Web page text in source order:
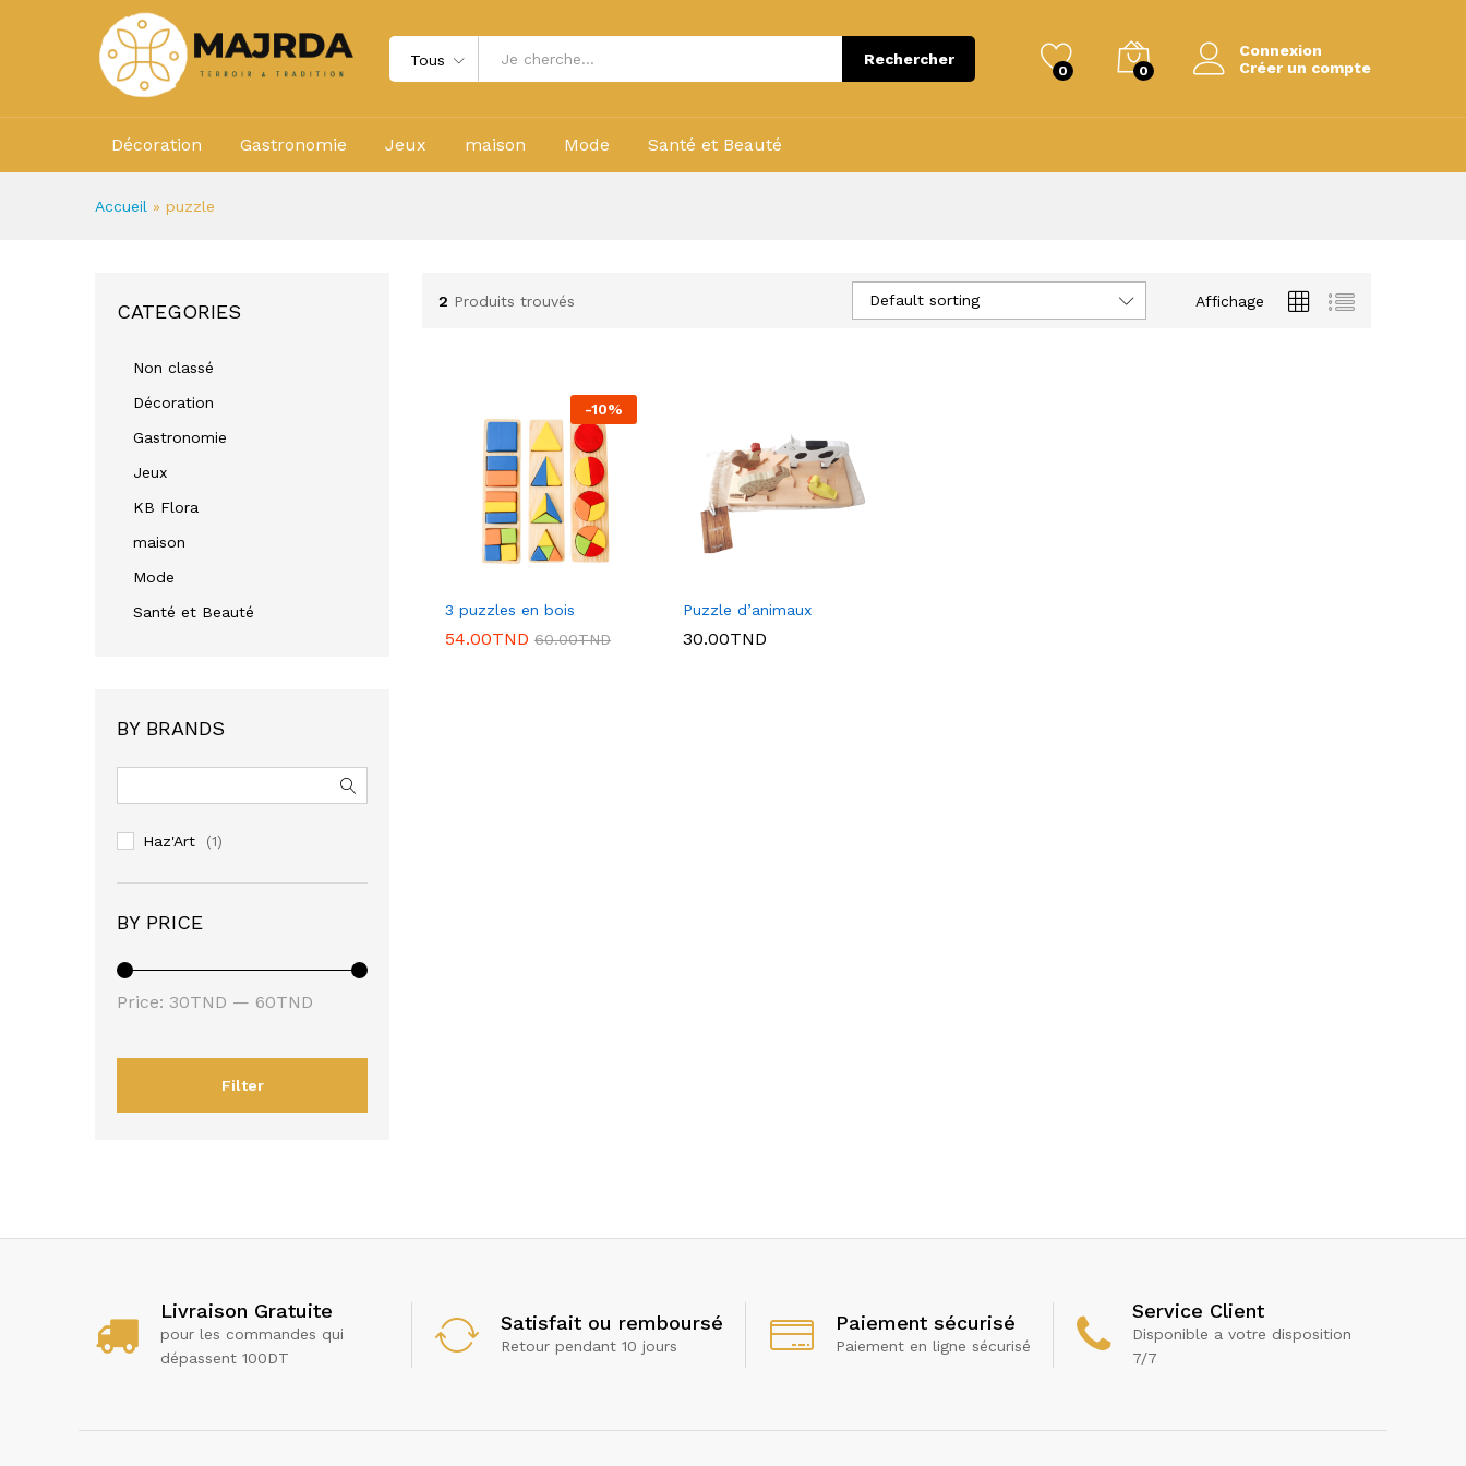
Tous Rechercher
0 0
Connexion
Créer un compte
Décoration Gastronomie Jeux maison Mode Santé et Beauté
Accueil » puzzle
2 Produits trouvés Affichage
Default sorting
-10%
3 puzzles en bois
54.00TND 60.00TND
54.00TND 60.00TND
Puzzle d’animaux
30.00TND
30.00TND
CATEGORIES
Non classé
Décoration
Gastronomie
Jeux
KB Flora
maison
Mode
Santé et Beauté
BY BRANDS
Haz'Art (1)
BY PRICE
Filter
Price: 30TND — 60TND
Livraison Gratuite
pour les commandes qui
dépassent 100DT
Satisfait ou remboursé
Retour pendant 10 jours
Paiement sécurisé
Paiement en ligne sécurisé
Service Client
Disponible a votre disposition
7/7